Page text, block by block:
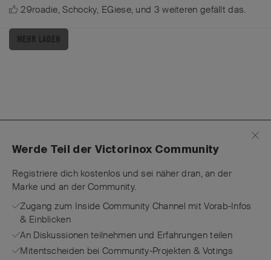
29roadie,Schocky, EGiese, und 3 weiteren gefällt das.
MEHR LADEN
Werde Teil der Victorinox Community
Registriere dich kostenlos und sei näher dran, an der
Marke und an der Community.
Zugang zum Inside Community Channel mit Vorab-Infos
& Einblicken
An Diskussionen teilnehmen und Erfahrungen teilen
Mitentscheiden bei Community-Projekten & Votings